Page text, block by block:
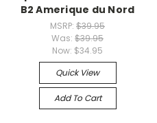
B2 Amerique du Nord
MSRP: $39.95
Was: $39.95
Now: $34.95
Quick View
Add To Cart